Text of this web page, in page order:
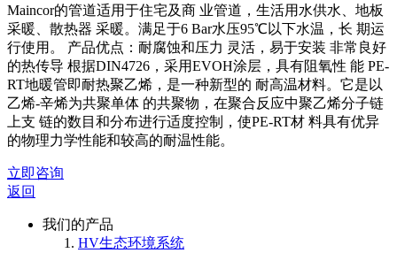
Maincor的管道适用于住宅及商 业管道，生活用水供水、地板
采暖、散热器 采暖。满足于6 Bar水压95℃以下水温，长 期运
行使用。 产品优点：耐腐蚀和压力 灵活，易于安装 非常良好
的热传导 根据DIN4726，采用EVOH涂层，具有阻氧性 能 PE-
RT地暖管即耐热聚乙烯，是一种新型的 耐高温材料。它是以
乙烯-辛烯为共聚单体 的共聚物，在聚合反应中聚乙烯分子链
上支 链的数目和分布进行适度控制，使PE-RT材 料具有优异
的物理力学性能和较高的耐温性能。
立即咨询
返回
我们的产品
HV生态环境系统